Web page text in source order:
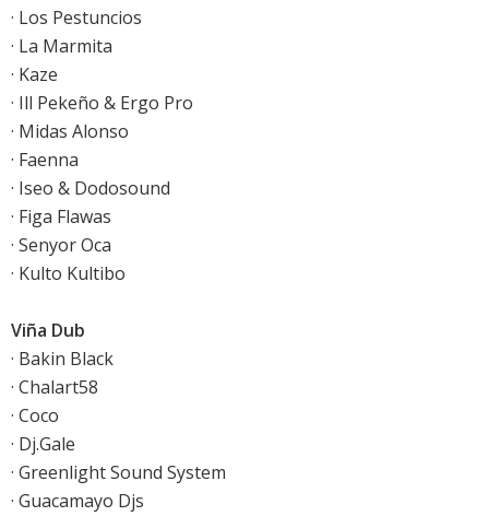
· Los Pestuncios
· La Marmita
· Kaze
· Ill Pekeño & Ergo Pro
· Midas Alonso
· Faenna
· Iseo & Dodosound
· Figa Flawas
· Senyor Oca
· Kulto Kultibo
Viña Dub
· Bakin Black
· Chalart58
· Coco
· Dj.Gale
· Greenlight Sound System
· Guacamayo Djs